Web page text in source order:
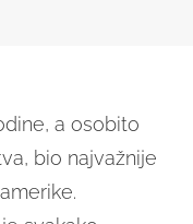
a osobito
bio najvažnije